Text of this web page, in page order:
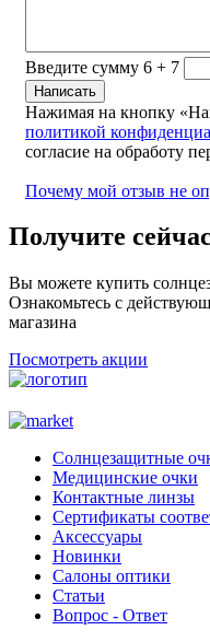
Введите сумму 6 + 7
Нажимая на кнопку
политикой
согласие на обработу
Почему мой отзыв не
Получите
Вы можете купить
Ознакомьтесь с
магазина
Посмотреть акции
Солнцезащитные
Медицинские очки
Контактные линзы
Сертификаты
Аксессуары
Новинки
Салоны оптики
Статьи
Вопрос - Ответ